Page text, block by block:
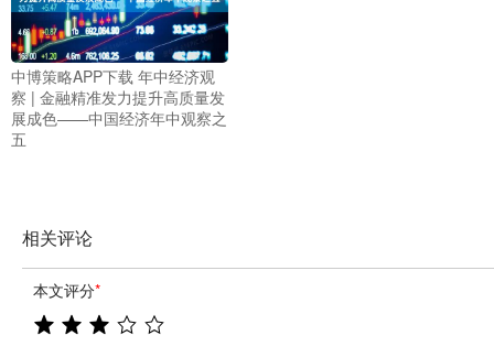
中博策略APP下载 年中经济观
察 | 金融精准发力提升高质量发
展成色——中国经济年中观察之
五
相关评论
本文评分*